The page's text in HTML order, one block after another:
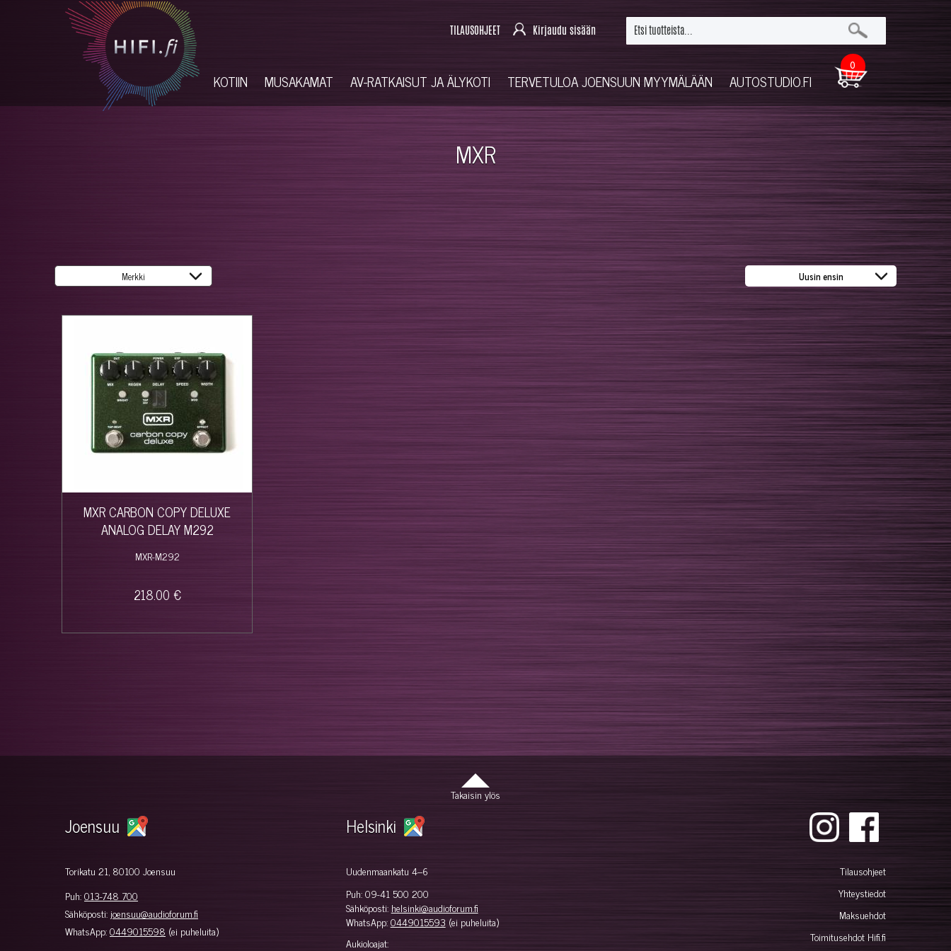
Kirjaudu sisään
TILAUSOHJEET
KOTIIN MUSAKAMAT AV-RATKAISUT JA ÄLYKOTI TERVETULOA JOENSUUN MYYMÄLÄÄN AUTOSTUDIO.FI
0
MXR
MXR CARBON COPY DELUXE
ANALOG DELAY M292
MXR-M292
218.00 €
Takaisin ylös
Joensuu
Torikatu 21, 80100 Joensuu
Puh:013-748 700
Sähköposti: joensuu@audioforum.fi
WhatsApp:0449015598 (ei puheluita)
Helsinki
Uudenmaankatu 4–6
Puh:09-41 500 200
Sähköposti: helsinki@audioforum.fi
WhatsApp:0449015593 (ei puheluita)
Aukioloajat:
Tilausohjeet
Yhteystiedot
Maksuehdot
Toimitusehdot Hifi.fi